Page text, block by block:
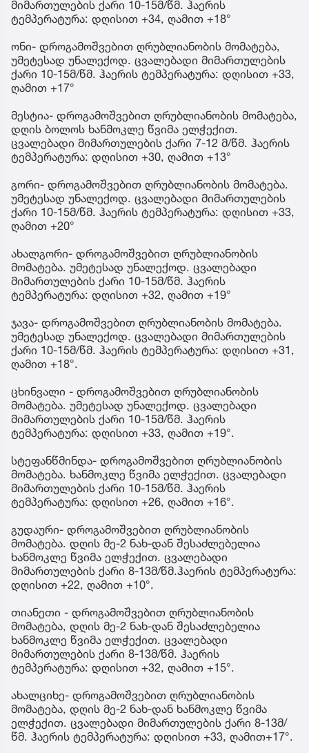
მიმართულების ქარი 10-15მ/წმ. ჰაერის
ტემპერატურა: დღისით +34, ღამით +18°
ონი- დროგამოშვებით ღრუბლიანობის მომატება,
უმეტესად უნალექოდ. ცვალებადი მიმართულების
ქარი 10-15მ/წმ. ჰაერის ტემპერატურა: დღისით +33,
ღამით +17°
მესტია- დროგამოშვებით ღრუბლიანობის მომატება,
დღის ბოლოს ხანმოკლე წვიმა ელჭექით.
ცვალებადი მიმართულების ქარი 7-12 მ/წმ. ჰაერის
ტემპერატურა: დღისით +30, ღამით +13°
გორი- დროგამოშვებით ღრუბლიანობის მომატება.
უმეტესად უნალექოდ. ცვალებადი მიმართულების
ქარი 10-15მ/წმ. ჰაერის ტემპერატურა: დღისით +33,
ღამით +20°
ახალგორი- დროგამოშვებით ღრუბლიანობის
მომატება. უმეტესად უნალექოდ. ცვალებადი
მიმართულების ქარი 10-15მ/წმ. ჰაერის
ტემპერატურა: დღისით +32, ღამით +19°
ჯავა- დროგამოშვებით ღრუბლიანობის მომატება.
უმეტესად უნალექოდ. ცვალებადი მიმართულების
ქარი 10-15მ/წმ. ჰაერის ტემპერატურა: დღისით +31,
ღამით +18°.
ცხინვალი - დროგამოშვებით ღრუბლიანობის
მომატება. უმეტესად უნალექოდ. ცვალებადი
მიმართულების ქარი 10-15მ/წმ. ჰაერის
ტემპერატურა: დღისით +33, ღამით +19°.
სტეფანწმინდა- დროგამოშვებით ღრუბლიანობის
მომატება. ხანმოკლე წვიმა ელჭექით. ცვალებადი
მიმართულების ქარი 10-15მ/წმ. ჰაერის
ტემპერატურა: დღისით +26, ღამით +16°.
გუდაური- დროგამოშვებით ღრუბლიანობის
მომატება. დღის მე-2 ნახ-დან შესაძლებელია
ხანმოკლე წვიმა ელჭექით. ცვალებადი
მიმართულების ქარი 8-13მ/წმ.ჰაერის ტემპერატურა:
დღისით +22, ღამით +10°.
თიანეთი - დროგამოშვებით ღრუბლიანობის
მომატება, დღის მე-2 ნახ-დან შესაძლებელია
ხანმოკლე წვიმა ელჭექით. ცვალებადი
მიმართულების ქარი 8-13მ/წმ. ჰაერის
ტემპერატურა: დღისით +32, ღამით +15°.
ახალციხე- დროგამოშვებით ღრუბლიანობის
მომატება, დღის მე-2 ნახ-დან ხანმოკლე წვიმა
ელჭექით. ცვალებადი მიმართულების ქარი 8-13მ/
წმ. ჰაერის ტემპერატურა: დღისით +33, ღამით+17°.